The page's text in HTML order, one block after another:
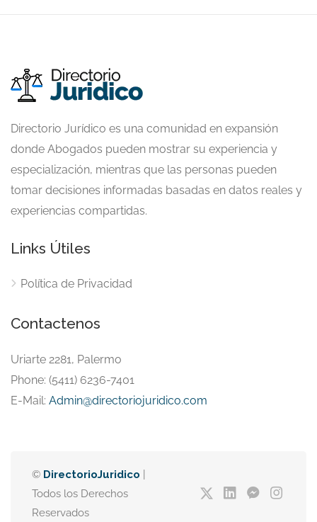
Directorio Jurídico es una comunidad en expansión
donde Abogados pueden mostrar su experiencia y
especialización, mientras que las personas pueden
tomar decisiones informadas basadas en datos reales y
experiencias compartidas.
Links Útiles
Política de Privacidad
Contactenos
Uriarte 2281, Palermo
Phone: (5411) 6236-7401
E-Mail: Admin@directoriojuridico.com
© DirectorioJuridico
Todos los Derechos
Reservados